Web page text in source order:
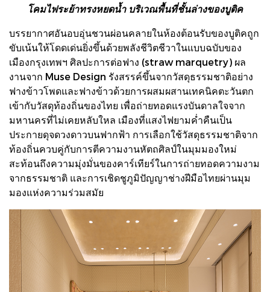
โคมไฟระย้าทรงหยดน้ำ บริเวณพื้นที่ชั้นล่างของบูติค
บรรยากาศอันอบอุ่นชวนผ่อนคลายในห้องต้อนรับของบูติคถูก
ขับเน้นให้โดดเด่นยิ่งขึ้นด้วยพลังชีวิตชีวาในแบบฉบับของ
เมืองกรุงเทพฯ ศิลปะการต่อฟาง (straw marquetry) ผล
งานจาก Muse Design รังสรรค์ขึ้นจากวัสดุธรรมชาติอย่าง
ฟางข้าวโพดและฟางข้าวด้วยการผสมผสานเทคนิคตะวันตก
เข้ากับวัสดุท้องถิ่นของไทย เพื่อถ่ายทอดแรงบันดาลใจจาก
มหานครที่ไม่เคยหลับใหล เมืองที่แสงไฟยามค่ำคืนเป็น
ประกายดุจดวงดาวบนฟากฟ้า การเลือกใช้วัสดุธรรมชาติจาก
ท้องถิ่นควบคู่กับการตีความงานหัตถศิลป์ในมุมมองใหม่
สะท้อนถึงความมุ่งมั่นของคาร์เทียร์ในการถ่ายทอดความงาม
จากธรรมชาติ และการเชิดชูภูมิปัญญาช่างฝีมือไทยผ่านมุม
มองแห่งความร่วมสมัย